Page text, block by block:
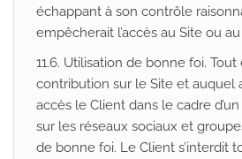
échappant à son contrôle
empêcherait l’accès au Site ou
11.6. Utilisation de bonne foi.
contribution sur le Site et
accès le Client dans le cadre
sur les réseaux sociaux et
de bonne foi. Le Client s’interdit